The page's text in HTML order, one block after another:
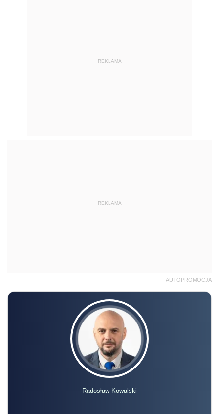
REKLAMA
REKLAMA
AUTOPROMOCJA
Radosław Kowalski